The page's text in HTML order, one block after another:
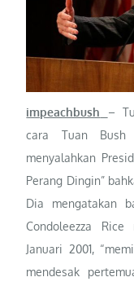
impeachbush
–
cara Tuan Bush
menyalahkan
Perang Dingin”
Dia mengatakan
Condoleezza
Januari 2001,
mendesak